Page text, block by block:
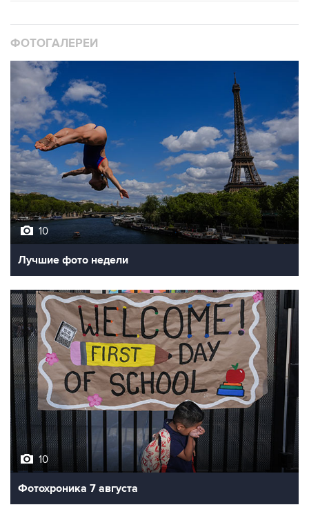
10
Лучшие фото недели
10
Фотохроника 7 августа